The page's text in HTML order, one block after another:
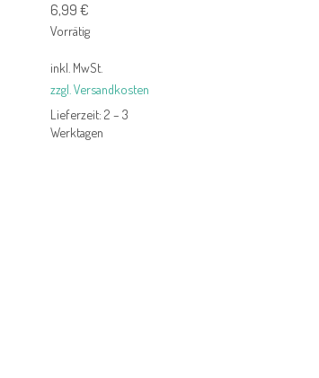
6,99€
Vorrätig
inkl. MwSt.
zzgl. Versandkosten
Lieferzeit:2 – 3
Werktagen